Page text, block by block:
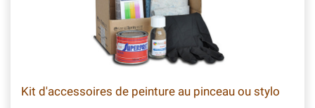
Kit d'accessoires de peinture au pinceau ou stylo